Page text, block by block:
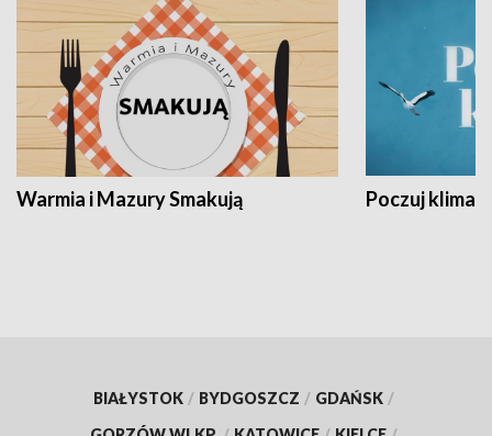
Warmia i Mazury Smakują Poczuj klimat
BIAŁYSTOK / BYDGOSZCZ / GDAŃSK /